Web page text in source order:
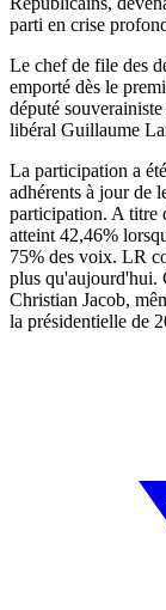
parti en crise
Le chef de file des
emporté dès le
député
libéral Guillaume
La participation a
adhérents à jour de
participation. A titre
atteint 42,46%
75% des voix. LR
plus qu'aujourd'hui.
Christian Jacob,
la présidentielle de